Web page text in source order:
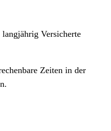
Versicherte
Zeiten in der